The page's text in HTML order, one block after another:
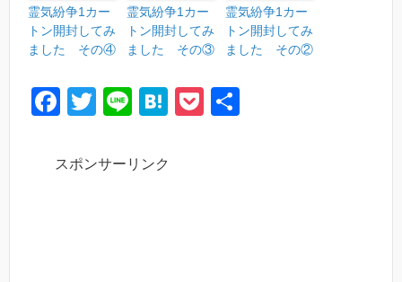
霊気紛争1カー
トン開封してみ
ました その④
霊気紛争1カー
トン開封してみ
ました その③
霊気紛争1カー
トン開封してみ
ました その②
F
c
T
tt
Li
e
H
P
スポンサーリンク